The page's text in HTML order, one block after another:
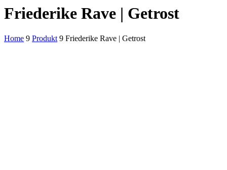
Friederike Rave | Getrost
Home 9 Produkt 9 Friederike Rave | Getrost